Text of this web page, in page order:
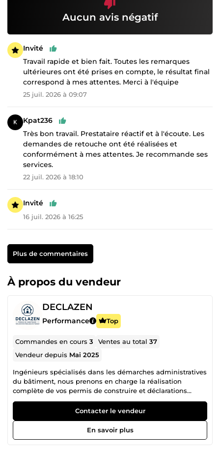
Aucun avis négatif
Invité
Travail rapide et bien fait. Toutes les remarques
ultérieures ont été prises en compte, le résultat final
correspond à mes attentes. Merci à l'équipe
25 juil. 2026 à 09:07
Kpat236
Très bon travail. Prestataire réactif et à l'écoute. Les
demandes de retouche ont été réalisées et
conformément à mes attentes. Je recommande ses
services.
22 juil. 2026 à 18:10
Invité
16 juil. 2026 à 16:25
Plus de commentaires
À propos du vendeur
DECLAZEN
Performance Top
Commandes en cours3 Ventes au total37
Vendeur depuis Mai 2025
Ingénieurs spécialisés dans les démarches administratives
du bâtiment, nous prenons en charge la réalisation
complète de vos permis de construire et déclarations
préalables. Grâce à notre expertise technique et notre
rigueur, nous assurons un montage soigné et conforme,
pour maximiser vos chances d’acceptation. Chaque projet
est unique, chaque dossier est traité sur mesure.
Contacter le vendeur
En savoir plus